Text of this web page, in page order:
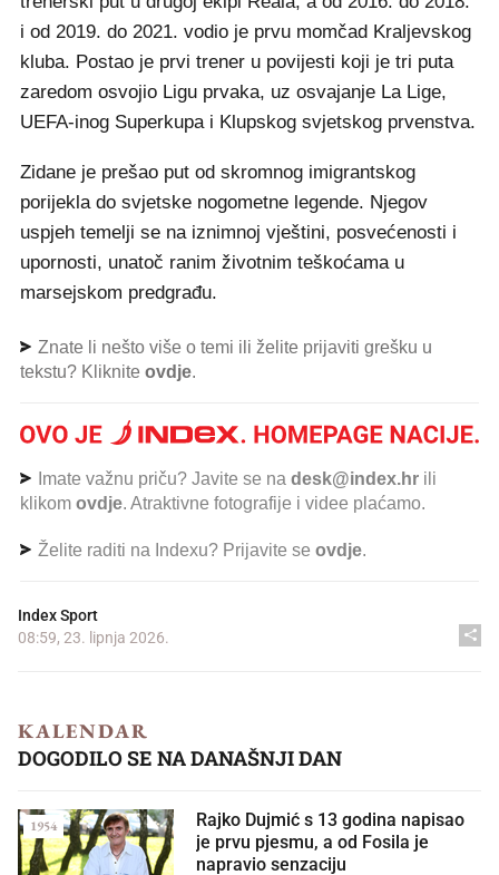
i od 2019. do 2021. vodio je prvu momčad Kraljevskog
kluba. Postao je prvi trener u povijesti koji je tri puta
zaredom osvojio Ligu prvaka, uz osvajanje La Lige,
UEFA-inog Superkupa i Klupskog svjetskog prvenstva.
Zidane je prešao put od skromnog imigrantskog
porijekla do svjetske nogometne legende. Njegov
uspjeh temelji se na iznimnoj vještini, posvećenosti i
upornosti, unatoč ranim životnim teškoćama u
marsejskom predgrađu.
Znate li nešto više o temi ili želite prijaviti grešku u
tekstu? Kliknite ovdje.
Imate važnu priču? Javite se na desk@index.hr ili
klikom ovdje. Atraktivne fotografije i videe plaćamo.
Želite raditi na Indexu? Prijavite se ovdje.
Index Sport
08:59, 23. lipnja 2026.
KALENDAR
DOGODILO SE NA DANAŠNJI DAN
Rajko Dujmić s 13 godina napisao
je prvu pjesmu, a od Fosila je
napravio senzaciju
1954